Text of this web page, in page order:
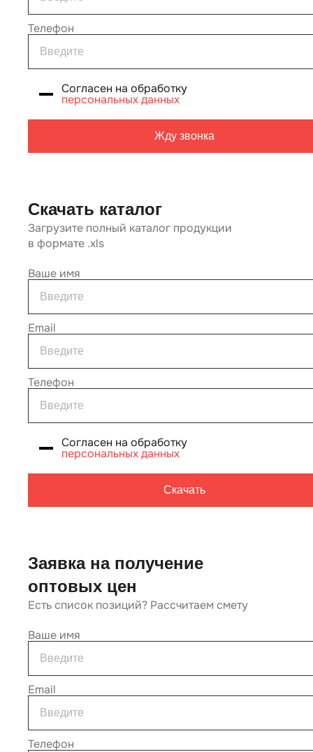
Телефон
Согласен на обработку
персональных данных
Жду звонка
Скачать каталог
Загрузите полный каталог продукции
в формате .xls
Ваше имя
Email
Телефон
Согласен на обработку
персональных данных
Скачать
Заявка на получение
оптовых цен
Есть список позиций? Рассчитаем смету
Ваше имя
Email
Телефон